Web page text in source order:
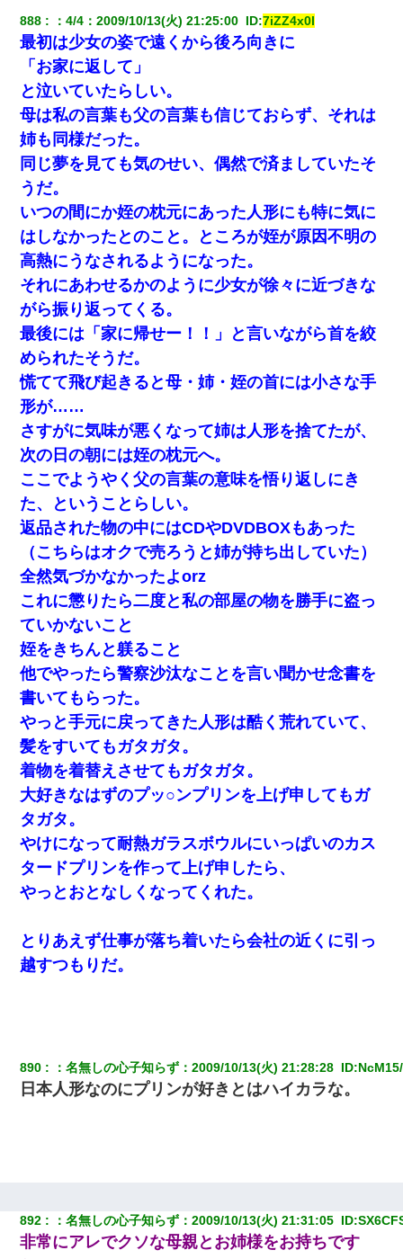
888 ：4/4 ：2009/10/13(火) 21:25:00 ID:7iZZ4x0l
最初は少女の姿で遠くから後ろ向きに
「お家に返して」
と泣いていたらしい。
母は私の言葉も父の言葉も信じておらず、それは
姉も同様だった。
同じ夢を見ても気のせい、偶然で済ましていたそ
うだ。
いつの間にか姪の枕元にあった人形にも特に気に
はしなかったとのこと。ところが姪が原因不明の
高熱にうなされるようになった。
それにあわせるかのように少女が徐々に近づきな
がら振り返ってくる。
最後には「家に帰せー！！」と言いながら首を絞
められたそうだ。
慌てて飛び起きると母・姉・姪の首には小さな手
形が……
さすがに気味が悪くなって姉は人形を捨てたが、
次の日の朝には姪の枕元へ。
ここでようやく父の言葉の意味を悟り返しにき
た、ということらしい。
返品された物の中にはCDやDVDBOXもあった
（こちらはオクで売ろうと姉が持ち出していた）
全然気づかなかったよorz
これに懲りたら二度と私の部屋の物を勝手に盗っ
ていかないこと
姪をきちんと躾ること
他でやったら警察沙汰なことを言い聞かせ念書を
書いてもらった。
やっと手元に戻ってきた人形は酷く荒れていて、
髪をすいてもガタガタ。
着物を着替えさせてもガタガタ。
大好きなはずのプッ○ンプリンを上げ申してもガ
タガタ。
やけになって耐熱ガラスボウルにいっぱいのカス
タードプリンを作って上げ申したら、
やっとおとなしくなってくれた。
とりあえず仕事が落ち着いたら会社の近くに引っ
越すつもりだ。
890 ：名無しの心子知らず ：2009/10/13(火) 21:28:28 ID:
日本人形なのにプリンが好きとはハイカラな。
892 ：名無しの心子知らず ：2009/10/13(火) 21:31:05 ID:
非常にアレでクソな母親とお姉様をお持ちです